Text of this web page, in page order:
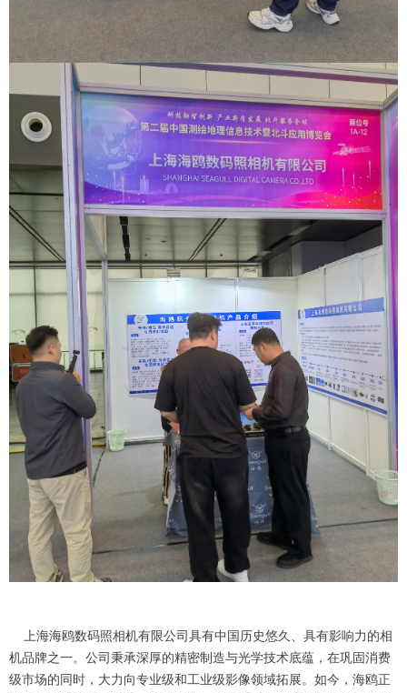
上海海鸥数码照相机有限公司具有中国历史悠久、具有影响力的相
机品牌之一。公司秉承深厚的精密制造与光学技术底蕴，在巩固消费
级市场的同时，大力向专业级和工业级影像领域拓展。如今，海鸥正